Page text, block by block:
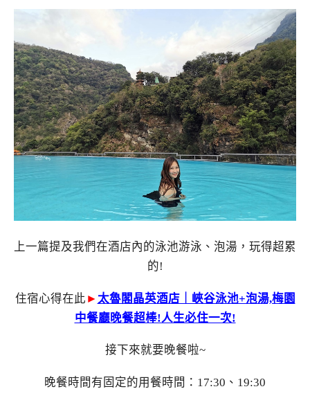
上一篇提及我們在酒店內的泳池游泳、泡湯，玩得超累
的!
住宿心得在此 ► 太魯閣晶英酒店｜峽谷泳池+泡湯,梅園
中餐廳晚餐超棒!人生必住一次!
接下來就要晚餐啦~
晚餐時間有固定的用餐時間：17:30、19:30